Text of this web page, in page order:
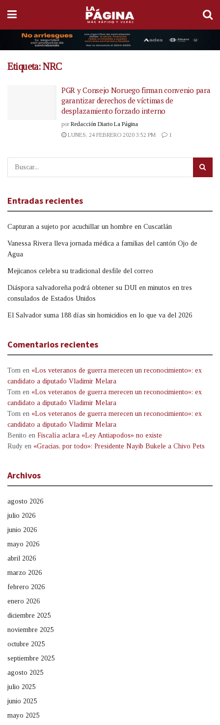
Etiqueta:NRC
PGR y Consejo Noruego firman convenio para
garantizar derechos de víctimas de
desplazamiento forzado interno
por Redacción Diario La Página
LUNES, 24 FEBRERO 2020 3:52 PM
1
Entradas recientes
Capturan a sujeto por acuchillar un hombre en Cuscatlán
Vanessa Rivera lleva jornada médica a familias del cantón Ojo de
Agua
Mejicanos celebra su tradicional desfile del correo
Diáspora salvadoreña podrá obtener su DUI en minutos en tres
consulados de Estados Unidos
El Salvador suma 188 días sin homicidios en lo que va del 2026
Comentarios recientes
Tom en «Los veteranos de guerra merecen un reconocimiento»: ex
candidato a diputado Vladimir Melara
Tom en «Los veteranos de guerra merecen un reconocimiento»: ex
candidato a diputado Vladimir Melara
Tom en «Los veteranos de guerra merecen un reconocimiento»: ex
candidato a diputado Vladimir Melara
Benito en Fiscalía aclara «Ley Antiapodos» no existe
Rudy en «Gracias, por todo»: Presidente Nayib Bukele a Chivo Pets
Archivos
agosto 2026
julio 2026
junio 2026
mayo 2026
abril 2026
marzo 2026
febrero 2026
enero 2026
diciembre 2025
noviembre 2025
octubre 2025
septiembre 2025
agosto 2025
julio 2025
junio 2025
mayo 2025